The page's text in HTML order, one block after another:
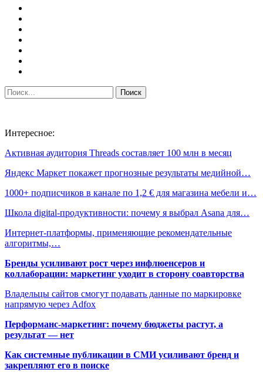
Интересное:
Активная аудитория Threads составляет 100 млн в месяц
Яндекс Маркет покажет прогнозные результаты медийной…
1000+ подписчиков в канале по 1,2 € для магазина мебели и…
Школа digital-продуктивности: почему я выбрал Asana для…
Интернет-платформы, применяющие рекомендательные
алгоритмы,…
Бренды усиливают рост через инфлюенсеров и
коллаборации: маркетинг уходит в сторону соавторства
Владельцы сайтов смогут подавать данные по маркировке
напрямую через Adfox
Перформанс-маркетинг: почему бюджеты растут, а
результат — нет
Как системные публикации в СМИ усиливают бренд и
закрепляют его в поиске